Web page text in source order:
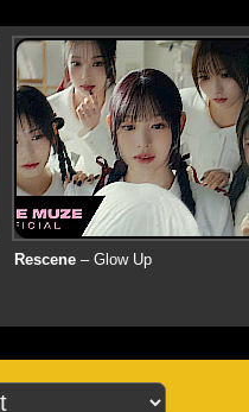
Rescene – Glow Up